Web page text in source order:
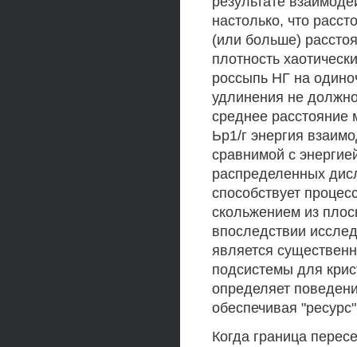
настолько, что
(или больше)
плотность
россыпь НГ на
удлинения не
среднее
Ьр1/г энергия
сравнимой с
распределенных
способствует
скольжением из
впоследствии
является
подсистемы для
определяет
обеспечивая
Когда граница